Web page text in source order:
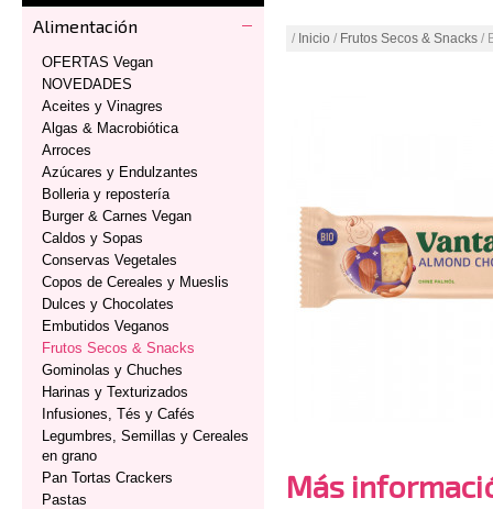
Alimentación
OFERTAS Vegan
NOVEDADES
Aceites y Vinagres
Algas & Macrobiótica
Arroces
Azúcares y Endulzantes
Bolleria y repostería
Burger & Carnes Vegan
Caldos y Sopas
Conservas Vegetales
Copos de Cereales y Mueslis
Dulces y Chocolates
Embutidos Veganos
Frutos Secos & Snacks
Gominolas y Chuches
Harinas y Texturizados
Infusiones, Tés y Cafés
Legumbres, Semillas y Cereales
en grano
Pan Tortas Crackers
Pastas
/ Inicio / Frutos Secos & Snacks /
Más